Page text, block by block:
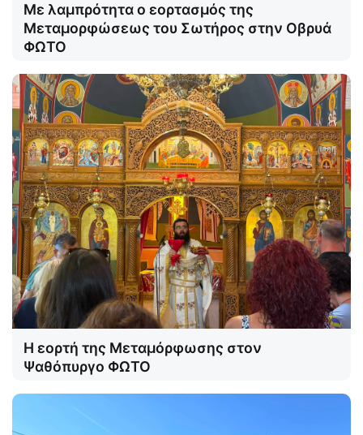
Με λαμπρότητα ο εορτασμός της
Μεταμορφώσεως του Σωτήρος στην Οβρυά
ΦΩΤΟ
Η εορτή της Μεταμόρφωσης στον
Ψαθόπυργο ΦΩΤΟ